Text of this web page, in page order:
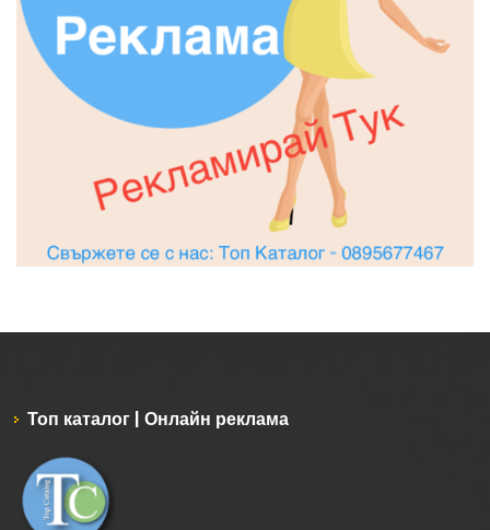
Топ каталог | Онлайн реклама